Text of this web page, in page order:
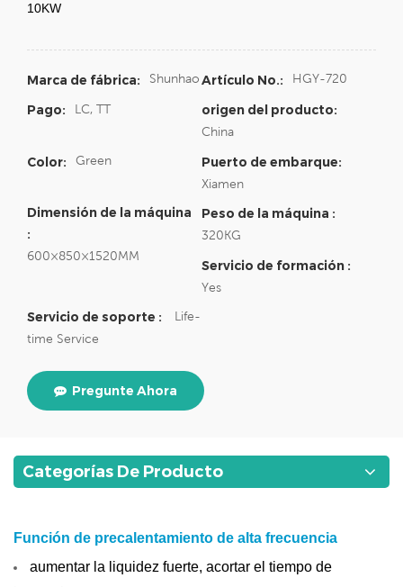
10KW
Marca de fábrica: ShunhaoArtículo No.: HGY-720
Pago: LC, TT origen del producto:
China
Color: Green Puerto de embarque:
Xiamen
Dimensión de la máquina
:
600×850×1520MM
Peso de la máquina :
320KG
Servicio de formación :
Yes
Servicio de soporte :
Life-
time Service
Pregunte Ahora
Categorías De Producto
Función de precalentamiento de alta frecuencia
aumentar la liquidez fuerte, acortar el tiempo de